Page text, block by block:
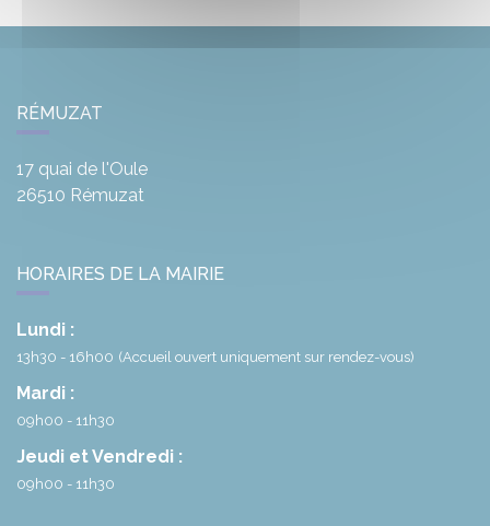
RÉMUZAT
17 quai de l'Oule
26510 Rémuzat
HORAIRES DE LA MAIRIE
Lundi :
13h30 - 16h00 (Accueil ouvert uniquement sur rendez-vous)
Mardi :
09h00 - 11h30
Jeudi et Vendredi :
09h00 - 11h30